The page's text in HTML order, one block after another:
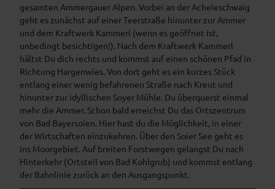
gesamten Ammergauer Alpen. Vorbei an der Acheleschwaig
geht es zunächst auf einer Teerstraße hinunter zur Ammer
und dem Kraftwerk Kammerl (wenn es geöffnet ist,
unbedingt besichtigen!). Nach dem Kraftwerk Kammerl
hältst Du dich rechts und kommst auf einen schönen Pfad in
Richtung Hargenwies. Von dort geht es ein kurzes Stück
entlang einer wenig befahrenen Straße nach Kreut und
hinunter zur idyllischen Soyer Mühle. Du überquerst einmal
mehr die Ammer. Schon bald erreichst Du das Ortszentrum
von Bad Bayersoien. Hier hast du die Möglichkeit, in einer
der Wirtschaften einzukehren. Über den Soier See geht es
ins Moorgebiet. Auf breiten Forstwegen gelangst Du nach
Hinterkehr (Ortsteil von Bad Kohlgrub) und kommst entlang
der Bahnlinie zurück an den Ausgangspunkt.